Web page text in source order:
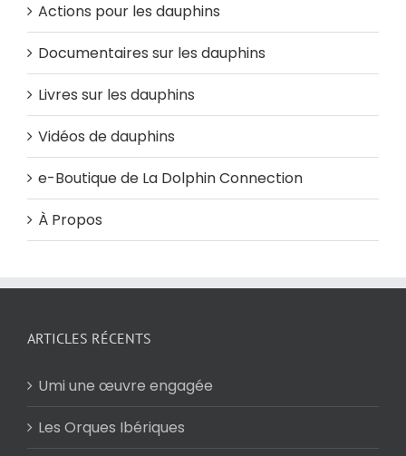
Actions pour les dauphins
Documentaires sur les dauphins
Livres sur les dauphins
Vidéos de dauphins
e-Boutique de La Dolphin Connection
À Propos
ARTICLES RÉCENTS
Umi une œuvre engagée
Les Orques Ibériques